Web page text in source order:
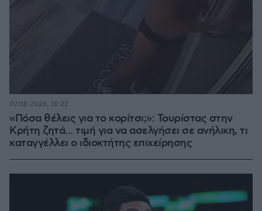
«Πόσα θέλεις για το κορίτσι;»: Τουρίστας στην
Κρήτη ζητά... τιμή για να ασελγήσει σε ανήλικη, τι
καταγγέλλει ο ιδιοκτήτης επιχείρησης
07.08.2026, 18:22